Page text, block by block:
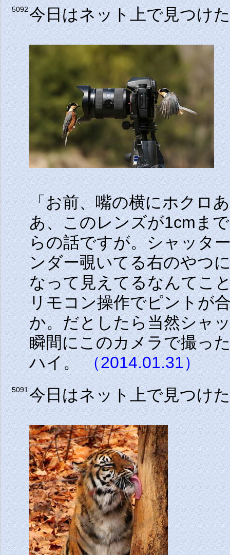
5092今日はネット上で見つけ
「お前、嘴の横にホクロ
あ、このレンズが1cmま
らの話ですが。シャッタ
ンダー覗いてる右のやつ
なって見えてるなんてこ
リモコン操作でピントが
か。だとしたら当然シャ
瞬間にこのカメラで撮っ
ハイ。（2014.01.31）
5091今日はネット上で見つけ